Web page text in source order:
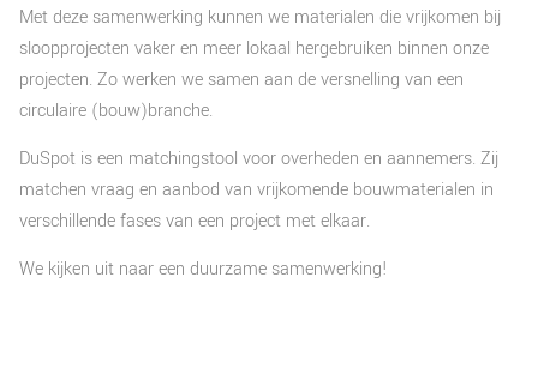
Met deze samenwerking kunnen we materialen die vrijkomen bij
sloopprojecten vaker en meer lokaal hergebruiken binnen onze
projecten. Zo werken we samen aan de versnelling van een
circulaire (bouw)branche.
DuSpot is een matchingstool voor overheden en aannemers. Zij
matchen vraag en aanbod van vrijkomende bouwmaterialen in
verschillende fases van een project met elkaar.
We kijken uit naar een duurzame samenwerking!